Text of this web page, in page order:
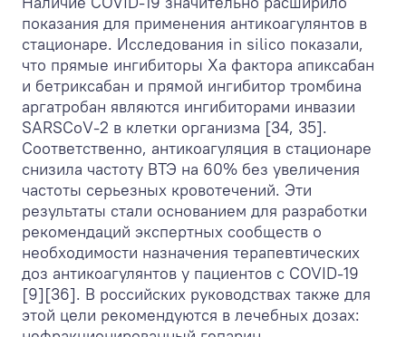
показания для применения антикоагулянтов в
стационаре. Исследования in silico показали,
что прямые ингибиторы Xa фактора апиксабан
и бетриксабан и прямой ингибитор тромбина
аргатробан являются ингибиторами инвазии
SARSCoV-2 в клетки организма [34, 35].
Соответственно, антикоагуляция в стационаре
снизила частоту ВТЭ на 60% без увеличения
частоты серьезных кровотечений. Эти
результаты стали основанием для разработки
рекомендаций экспертных сообществ о
необходимости назначения терапевтических
доз антикоагулянтов у пациентов с COVID-19
[9][36]. В российских руководствах также для
этой цели рекомендуются в лечебных дозах: